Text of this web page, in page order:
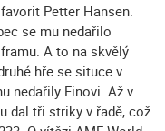
Petter Hansen.
se mu nedařilo
A to na skvělý
hře se situce v
nedařily Finovi. Až v
dal tři striky v řadě, což